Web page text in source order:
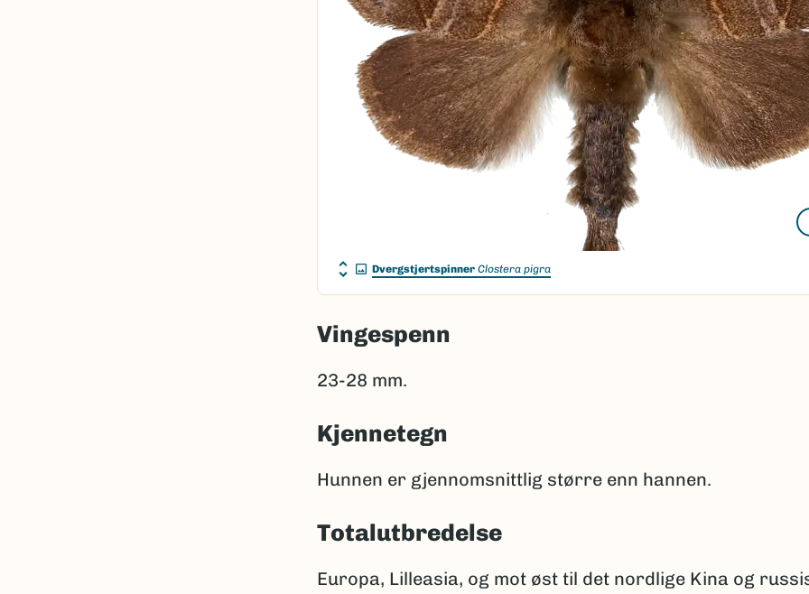
Dvergstjertspinner Clostera pigra
Vingespenn
23-28 mm.
Kjennetegn
Hunnen er gjennomsnittlig større enn hannen.
Totalutbredelse
Europa, Lilleasia, og mot øst til det nordlige Kina og